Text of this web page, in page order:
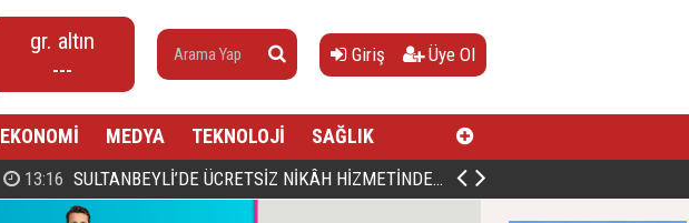
gr. altın
---
Giriş Üye Ol
EKONOMİ MEDYA TEKNOLOJİ SAĞLIK
00:27 PROF. DR. MAHMUD ESAD COŞAN, DOĞUMUNUN HİCRÎ 91. YILINDA ELAZIĞ'DA YÂD EDİLECEK